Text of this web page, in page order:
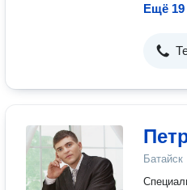
Ещё 19
Батайск